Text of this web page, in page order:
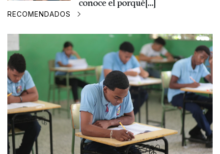
conoce el porqué[...]
RECOMENDADOS